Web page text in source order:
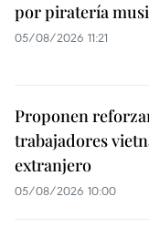
por piratería
05/08/2026 11:21
Proponen
trabajadores
extranjero
05/08/2026 10:00